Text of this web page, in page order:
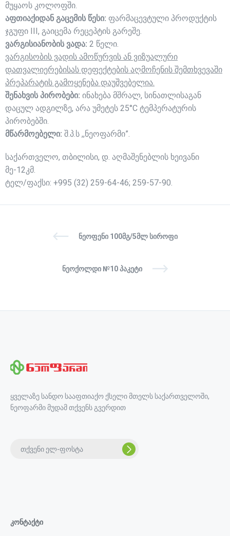
მუყაოს კოლოფში.
აფთიაქიდან გაცემის წესი: ფარმაცევტული პროდუქტის
ჯგუფი III, გაიცემა რეცეპტის გარეშე.
ვარგისიანობის ვადა: 2 წელი.
ვარგისობის ვადის ამოწურვის ან ვიზუალური
დათვალიერებისას დეფექტების აღმოჩენის შემთხვევაში
პრეპარატის გამოყენება დაუშვებელია.
შენახვის პირობები: ინახება მშრალ, სინათლისაგან
დაცულ ადგილზე, არა უმეტეს 25°C ტემპერატურის
პირობებში.
მწარმოებელი: შ.პ.ს ,,ნეოფარმი”.
საქართველო, თბილისი, დ. აღმაშენებლის ხეივანი
მე-12კმ.
ტელ/ფაქსი: +995 (32) 259-64-46; 259-57-90.
ᲜᲔᲝᲤᲔᲜᲘ 100ᲛᲒ/5ᲛᲚ ᲡᲘᲠᲝᲤᲘ
ᲜᲔᲝᲥᲝᲚᲓᲘ №10 ᲞᲐᲙᲔᲢᲘ
ყველაზე სანდო სააფთიაქო ქსელი მთელს საქართველოში,
ნეოფარმი მუდამ თქვენს გვერდით
კონტაქტი